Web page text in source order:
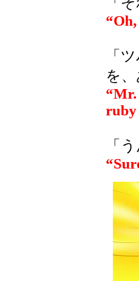
「
を
“Mr.
ruby
「